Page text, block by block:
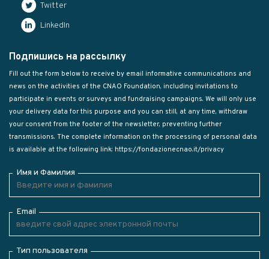
Twitter
LinkedIn
Подпишись на рассылку
Fill out the form below to receive by email informative communications and
news on the activities of the CNAO Foundation, including invitations to
participate in events or surveys and fundraising campaigns. We will only use
your delivery data for this purpose and you can still, at any time, withdraw
your consent from the footer of the newsletter, preventing further
transmissions. The complete information on the processing of personal data
is available at the following link: https://fondazionecnao.it/privacy
Имя и Фамилия
Email
Тип пользователя